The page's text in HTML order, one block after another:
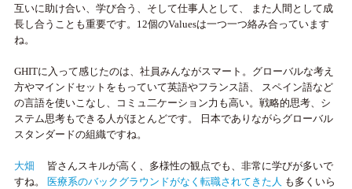
互いに助け合い、学び合う、そして仕事人として、 また人間として成
長し合うことも重要です。12個のValuesは一つ一つ絡み合っています
ね。
GHITに入って感じたのは、社員みんながスマート。グローバルな考え
方やマインドセットをもっていて英語やフランス語、 スペイン語など
の言語を使いこなし、コミュ二ケーション力も高い。戦略的思考、シ
ステム思考もできる人がほとんどです。 日本でありながらグローバル
スタンダードの組織ですね。
大畑
皆さんスキルが高く、多様性の観点でも、非常に学びが多いで
すね。 医療系のバックグラウンドがなく転職されてきた人 も多くいら